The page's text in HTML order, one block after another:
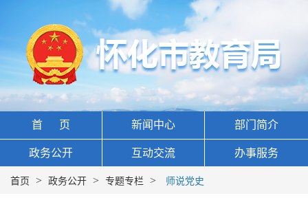
首 页 新闻中心 部门简介
政务公开 互动交流 办事服务
首页 > 政务公开 > 专题专栏 > 师说党史